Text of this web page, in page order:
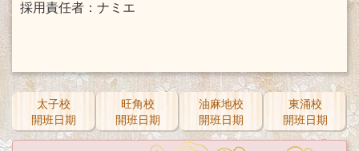
採用責任者：ナミエ
太子校
開班日期
旺角校
開班日期
油麻地校
開班日期
東涌校
開班日期